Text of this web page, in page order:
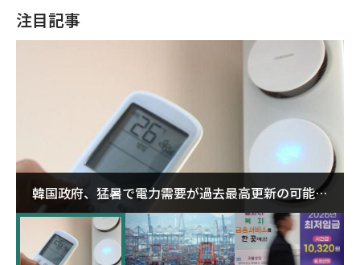
注目記事
韓国政府、猛暑で電力需要が過去最高更新の可能性
に需給対応体制を点検